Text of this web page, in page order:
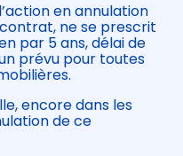
en annulation
ne se prescrit
par 5 ans, délai de
prévu pour toutes
encore dans les
de ce